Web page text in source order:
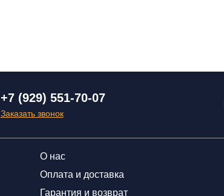
+7 (929) 551-70-07
Заказать звонок
О нас
Оплата и доставка
Гарантия и возврат